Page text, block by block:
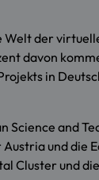
der
davon
in
and
und
Cluster und